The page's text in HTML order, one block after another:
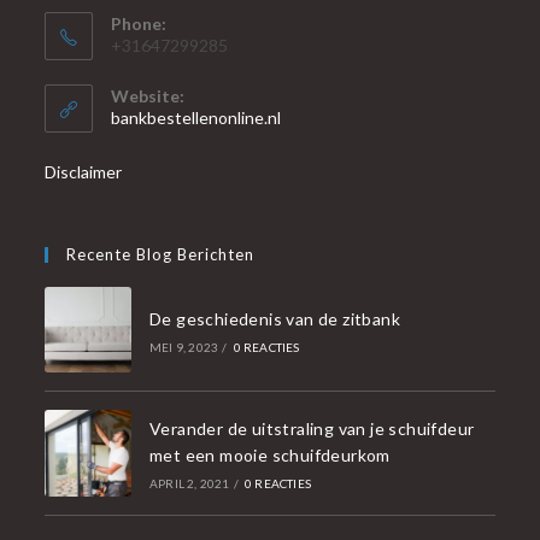
Phone:
+31647299285
Website:
bankbestellenonline.nl
Disclaimer
Recente Blog Berichten
De geschiedenis van de zitbank
MEI 9, 2023 / 0 REACTIES
Verander de uitstraling van je schuifdeur
met een mooie schuifdeurkom
APRIL 2, 2021 / 0 REACTIES